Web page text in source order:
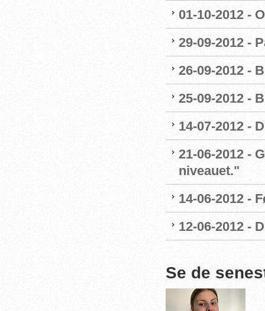
01-10-2012 -
29-09-2012 -
26-09-2012 -
25-09-2012 -
14-07-2012 -
21-06-2012 -
niveauet."
14-06-2012 -
12-06-2012 -
Se de